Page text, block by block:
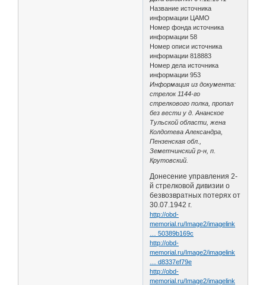
Название источника
информации ЦАМО
Номер фонда источника
информации 58
Номер описи источника
информации 818883
Номер дела источника
информации 953
Информация из документа:
стрелок 1144-го
стрелкового полка, пропал
без вести у д. Ананское
Тульской области, жена
Колдотева Александра,
Пензенская обл.,
Земетчинский р-н, п.
Крутовский.
Донесение управления 2-
й стрелковой дивизии о
безвозвратных потерях от
30.07.1942 г.
http://obd-
memorial.ru/Image2/imagelink
… 50389b169c
http://obd-
memorial.ru/Image2/imagelink
… d8337ef79e
http://obd-
memorial.ru/Image2/imagelink